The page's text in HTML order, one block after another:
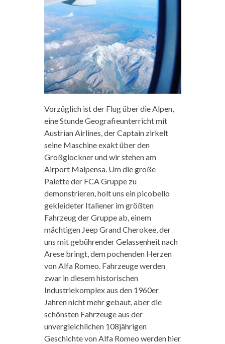
Vorzüglich ist der Flug über die Alpen,
eine Stunde Geografieunterricht mit
Austrian Airlines, der Captain zirkelt
seine Maschine exakt über den
Großglockner und wir stehen am
Airport Malpensa. Um die große
Palette der FCA Gruppe zu
demonstrieren, holt uns ein picobello
gekleideter Italiener im größten
Fahrzeug der Gruppe ab, einem
mächtigen Jeep Grand Cherokee, der
uns mit gebührender Gelassenheit nach
Arese bringt, dem pochenden Herzen
von Alfa Romeo. Fahrzeuge werden
zwar in diesem historischen
Industriekomplex aus den 1960er
Jahren nicht mehr gebaut, aber die
schönsten Fahrzeuge aus der
unvergleichlichen 108jährigen
Geschichte von Alfa Romeo werden hier